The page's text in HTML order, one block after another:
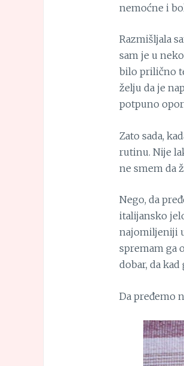
nemoćne i
Razmišljala
sam je u
bilo prilično
želju da je
potpuno
Zato sada,
rutinu. Nije
ne smem da
Nego, da
italijansko
najomiljeniji
spremam ga
dobar, da kad
Da pređemo